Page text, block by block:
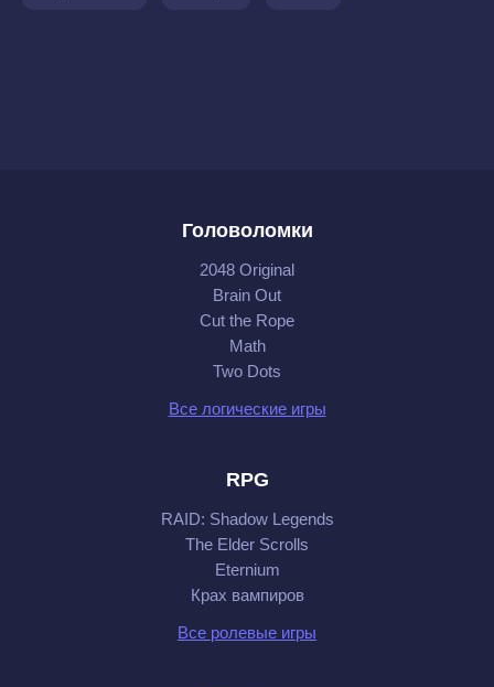
Головоломки
2048 Original
Brain Out
Cut the Rope
Math
Two Dots
Все логические игры
RPG
RAID: Shadow Legends
The Elder Scrolls
Eternium
Крах вампиров
Все ролевые игры